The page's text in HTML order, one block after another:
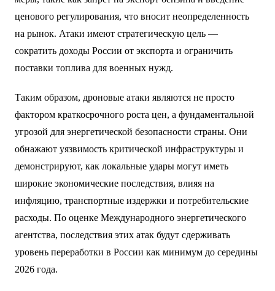
ценового регулирования, что вносит неопределенность
на рынок. Атаки имеют стратегическую цель —
сократить доходы России от экспорта и ограничить
поставки топлива для военных нужд.
Таким образом, дроновые атаки являются не просто
фактором краткосрочного роста цен, а фундаментальной
угрозой для энергетической безопасности страны. Они
обнажают уязвимость критической инфраструктуры и
демонстрируют, как локальные удары могут иметь
широкие экономические последствия, влияя на
инфляцию, транспортные издержки и потребительские
расходы. По оценке Международного энергетического
агентства, последствия этих атак будут сдерживать
уровень переработки в России как минимум до середины
2026 года.